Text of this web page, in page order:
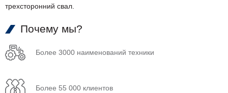
трехсторонний свал.
Почему мы?
Более 3000 наименований техники
Более 55 000 клиентов